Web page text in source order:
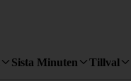
Sista Minuten Tillval